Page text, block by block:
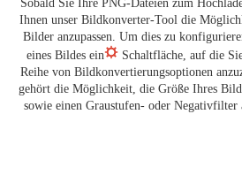
Sobald Sie Ihre PNG-Dateien zum
Ihnen unser Bildkonverter-Tool die
Bilder anzupassen. Um dies zu
eines Bildes ein
Schaltfläche, auf die
Reihe von Bildkonvertierungsoptionen
gehört die Möglichkeit, die Größe Ihres
sowie einen Graustufen- oder Negativfilter